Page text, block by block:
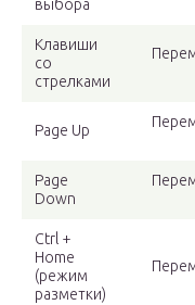
выбора
Клавиши
со
стрелками
Page Up
Page
Down
Ctrl +
Home
(режим
разметки)